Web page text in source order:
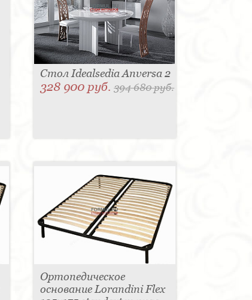
Стол Idealsedia Anversa 2
328 900 руб.394 680 руб.
Ортопедическое
основание Lorandini Flex